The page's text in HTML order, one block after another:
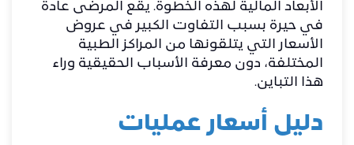
الأبعاد المالية لهذه الخطوة. يقع المرضى عادةً
في حيرة بسبب التفاوت الكبير في عروض
الأسعار التي يتلقونها من المراكز الطبية
المختلفة، دون معرفة الأسباب الحقيقية وراء
هذا التباين.
دليل أسعار عمليات